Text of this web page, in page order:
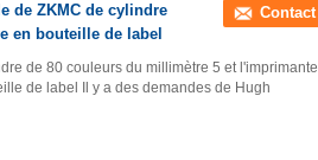
de ZKMC de cylindre
en bouteille de label
Contact
de 80 couleurs du millimètre 5 et l'imprimante
de label Il y a des demandes de Hugh